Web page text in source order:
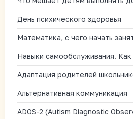
День психического здоровья
Математика, с чего начать
Навыки самообслуживания.
Адаптация родителей
Альтернативная коммуникация
ADOS-2 (Autism Diagnostic